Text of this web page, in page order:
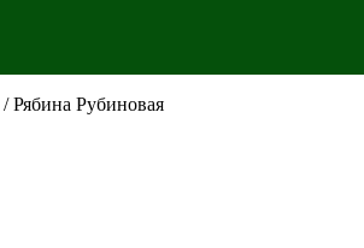
/ Рябина Рубиновая